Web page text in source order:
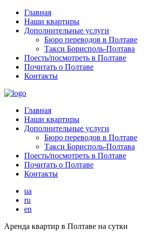
Главная
Наши квартиры
Дополнительные услуги
Бюро переводов в Полтаве
Такси Борисполь-Полтава
Поесть/посмотреть в Полтаве
Почитать о Полтаве
Контакты
Главная
Наши квартиры
Дополнительные услуги
Бюро переводов в Полтаве
Такси Борисполь-Полтава
Поесть/посмотреть в Полтаве
Почитать о Полтаве
Контакты
ua
ru
en
Аренда квартир в Полтаве на сутки